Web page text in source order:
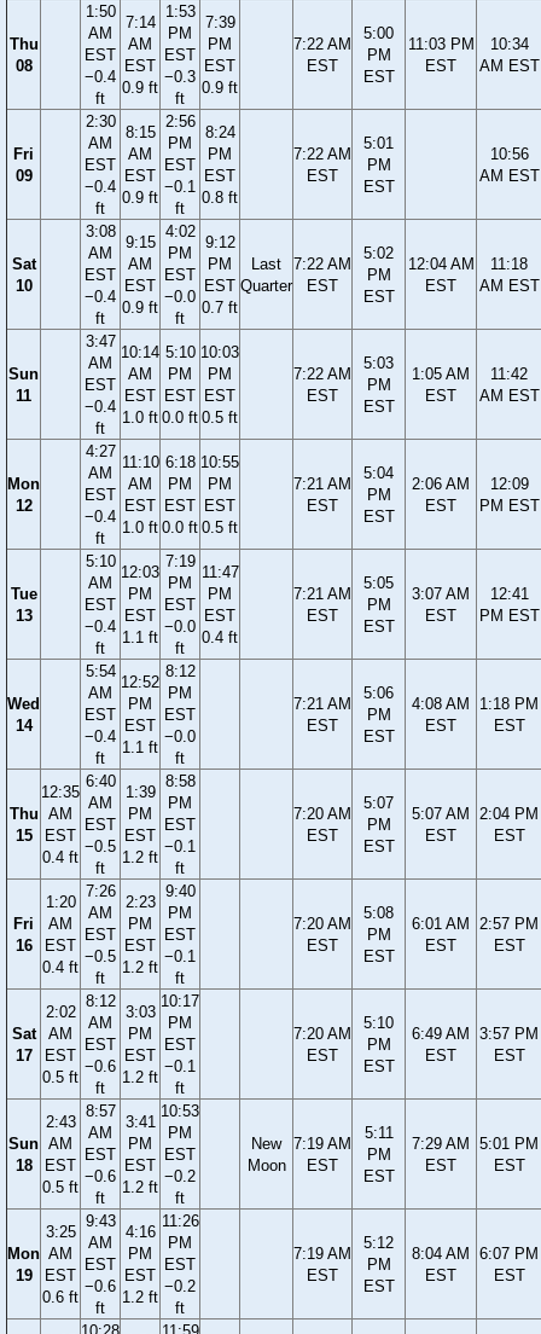
Thu
08
1:50
AM
EST
−0.4
ft
7:14
AM
EST
0.9 ft
1:53
PM
EST
−0.3
ft
7:39
PM
EST
0.9 ft
7:22 AM
EST
5:00
PM
EST
11:03 PM
EST
10:34
AM EST
Fri
09
2:30
AM
EST
−0.4
ft
8:15
AM
EST
0.9 ft
2:56
PM
EST
−0.1
ft
8:24
PM
EST
0.8 ft
7:22 AM
EST
5:01
PM
EST
10:56
AM EST
Sat
10
3:08
AM
EST
−0.4
ft
9:15
AM
EST
0.9 ft
4:02
PM
EST
−0.0
ft
9:12
PM
EST
0.7 ft
Last
Quarter
7:22 AM
EST
5:02
PM
EST
12:04 AM
EST
11:18
AM EST
Sun
11
3:47
AM
EST
−0.4
ft
10:14
AM
EST
1.0 ft
5:10
PM
EST
0.0 ft
10:03
PM
EST
0.5 ft
7:22 AM
EST
5:03
PM
EST
1:05 AM
EST
11:42
AM EST
Mon
12
4:27
AM
EST
−0.4
ft
11:10
AM
EST
1.0 ft
6:18
PM
EST
0.0 ft
10:55
PM
EST
0.5 ft
7:21 AM
EST
5:04
PM
EST
2:06 AM
EST
12:09
PM EST
Tue
13
5:10
AM
EST
−0.4
ft
12:03
PM
EST
1.1 ft
7:19
PM
EST
−0.0
ft
11:47
PM
EST
0.4 ft
7:21 AM
EST
5:05
PM
EST
3:07 AM
EST
12:41
PM EST
Wed
14
5:54
AM
EST
−0.4
ft
12:52
PM
EST
1.1 ft
8:12
PM
EST
−0.0
ft
7:21 AM
EST
5:06
PM
EST
4:08 AM
EST
1:18 PM
EST
Thu
15
12:35
AM
EST
0.4 ft
6:40
AM
EST
−0.5
ft
1:39
PM
EST
1.2 ft
8:58
PM
EST
−0.1
ft
7:20 AM
EST
5:07
PM
EST
5:07 AM
EST
2:04 PM
EST
Fri
16
1:20
AM
EST
0.4 ft
7:26
AM
EST
−0.5
ft
2:23
PM
EST
1.2 ft
9:40
PM
EST
−0.1
ft
7:20 AM
EST
5:08
PM
EST
6:01 AM
EST
2:57 PM
EST
Sat
17
2:02
AM
EST
0.5 ft
8:12
AM
EST
−0.6
ft
3:03
PM
EST
1.2 ft
10:17
PM
EST
−0.1
ft
7:20 AM
EST
5:10
PM
EST
6:49 AM
EST
3:57 PM
EST
Sun
18
2:43
AM
EST
0.5 ft
8:57
AM
EST
−0.6
ft
3:41
PM
EST
1.2 ft
10:53
PM
EST
−0.2
ft
New
Moon
7:19 AM
EST
5:11
PM
EST
7:29 AM
EST
5:01 PM
EST
Mon
19
3:25
AM
EST
0.6 ft
9:43
AM
EST
−0.6
ft
4:16
PM
EST
1.2 ft
11:26
PM
EST
−0.2
ft
7:19 AM
EST
5:12
PM
EST
8:04 AM
EST
6:07 PM
EST